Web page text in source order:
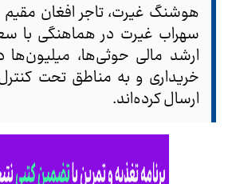
هوشنگ غیرت، تاجر افغان
سهراب غیرت در هماهنگی با
ارشد مالی حوثی‌ها، میلیون‌ها
خریداری و به مناطق تحت
ارسال کرده‌اند.